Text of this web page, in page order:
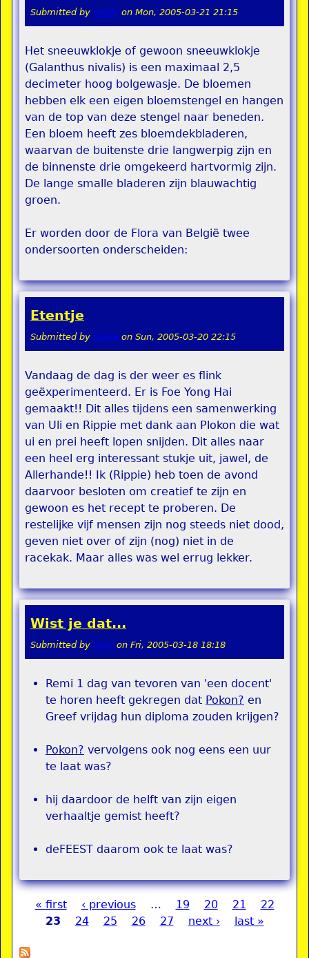
Submitted by teddy on Mon, 2005-03-21 21:15
Het sneeuwklokje of gewoon sneeuwklokje
(Galanthus nivalis) is een maximaal 2,5
decimeter hoog bolgewasje. De bloemen
hebben elk een eigen bloemstengel en hangen
van de top van deze stengel naar beneden.
Een bloem heeft zes bloemdekbladeren,
waarvan de buitenste drie langwerpig zijn en
de binnenste drie omgekeerd hartvormig zijn.
De lange smalle bladeren zijn blauwachtig
groen.
Er worden door de Flora van België twee
ondersoorten onderscheiden:
Etentje
Submitted by rippie on Sun, 2005-03-20 22:15
Vandaag de dag is der weer es flink
geëxperimenteerd. Er is Foe Yong Hai
gemaakt!! Dit alles tijdens een samenwerking
van Uli en Rippie met dank aan Plokon die wat
ui en prei heeft lopen snijden. Dit alles naar
een heel erg interessant stukje uit, jawel, de
Allerhande!! Ik (Rippie) heb toen de avond
daarvoor besloten om creatief te zijn en
gewoon es het recept te proberen. De
restelijke vijf mensen zijn nog steeds niet dood,
geven niet over of zijn (nog) niet in de
racekak. Maar alles was wel errug lekker.
Wist je dat...
Submitted by remi on Fri, 2005-03-18 18:18
Remi 1 dag van tevoren van 'een docent'
te horen heeft gekregen dat Pokon? en
Greef vrijdag hun diploma zouden krijgen?
Pokon? vervolgens ook nog eens een uur
te laat was?
hij daardoor de helft van zijn eigen
verhaaltje gemist heeft?
deFEEST daarom ook te laat was?
Pages
« first ‹ previous … 19 20 21
22
23
24 25 26 27 next › last »